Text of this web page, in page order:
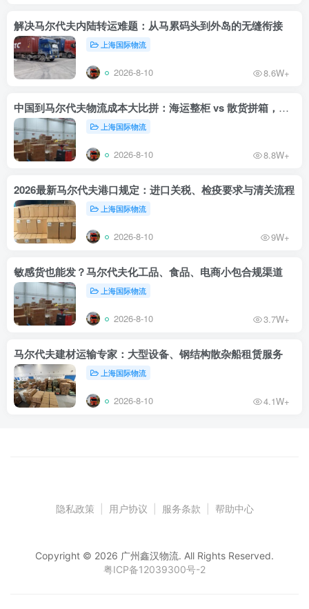
解决马尔代夫内陆转运难题：从马累码头到外岛的无缝衔接
上海国际物流
2026-8-10 8.6W+
中国到马尔代夫物流成本大比拼：海运整柜 vs 散货拼箱，哪个更划算？
上海国际物流
2026-8-10 8.8W+
2026最新马尔代夫港口规定：进口关税、检疫要求与清关流程
上海国际物流
2026-8-10 9W+
敏感货也能发？马尔代夫化工品、食品、电商小包合规渠道
上海国际物流
2026-8-10 3.7W+
马尔代夫建材运输专家：大型设备、钢结构散杂船租赁服务
上海国际物流
2026-8-10 4.1W+
隐私政策 用户协议 服务条款 帮助中心
Copyright © 2026 广州鑫汉物流. All Rights Reserved.
粤ICP备12039300号-2